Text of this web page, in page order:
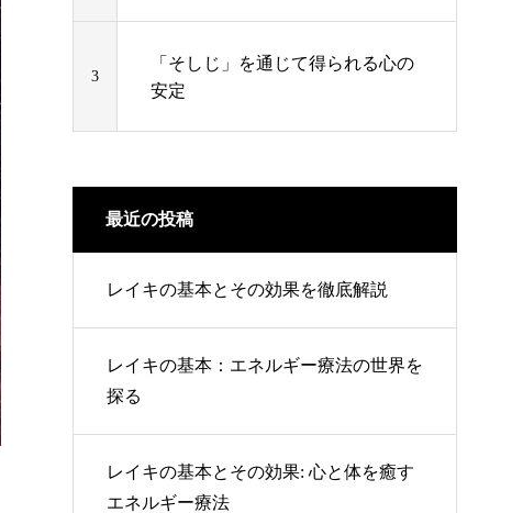
3
「そしじ」を通じて得られる心の
安定
最近の投稿
レイキの基本とその効果を徹底解説
レイキの基本：エネルギー療法の世界を
探る
レイキの基本とその効果: 心と体を癒す
エネルギー療法